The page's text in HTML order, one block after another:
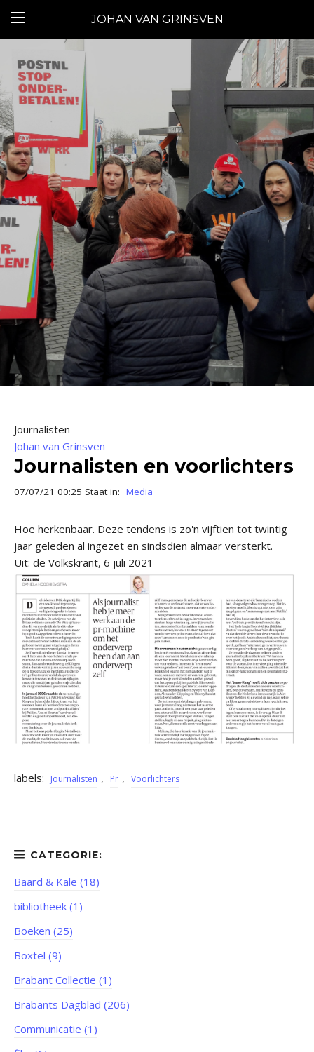
JOHAN VAN GRINSVEN
Journalisten
Johan van Grinsven
Journalisten en voorlichters
07/07/21 00:25 Staat in: Media
Hoe herkenbaar. Deze tendens is zo'n vijftien tot twintig
jaar geleden al ingezet en sindsdien almaar versterkt.
Uit: de Volkskrant, 6 juli 2021
labels: Journalisten , Pr , Voorlichters
Baard & Kale (18)
bibliotheek (1)
Boeken (25)
Boxtel (9)
Brabant Collectie (1)
Brabants Dagblad (206)
Communicatie (1)